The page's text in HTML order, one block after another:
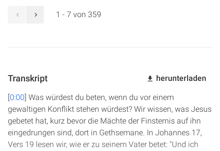
1 - 7 von 359
Transkript herunterladen
[0:00] Was würdest du beten, wenn du vor einem
gewaltigen Konflikt stehen würdest? Wir wissen, was Jesus
gebetet hat, kurz bevor die Mächte der Finsternis auf ihn
eingedrungen sind, dort in Gethsemane. In Johannes 17,
Vers 19 lesen wir, wie er zu seinem Vater betet: "Und ich